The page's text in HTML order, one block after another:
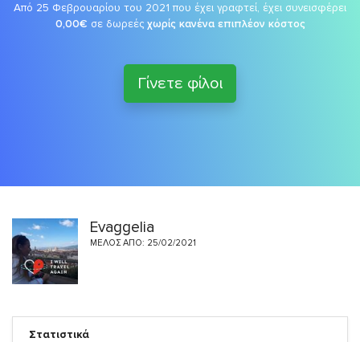
Από 25 Φεβρουαρίου του 2021 που έχει γραφτεί, έχει συνεισφέρει
0,00€ σε δωρεές χωρίς κανένα επιπλέον κόστος
Γίνετε φίλοι
Evaggelia
ΜΈΛΟΣ ΑΠΌ: 25/02/2021
Στατιστικά